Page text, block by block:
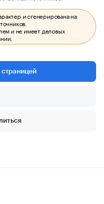
и сгенерирована на
и не имеет деловых
страницей